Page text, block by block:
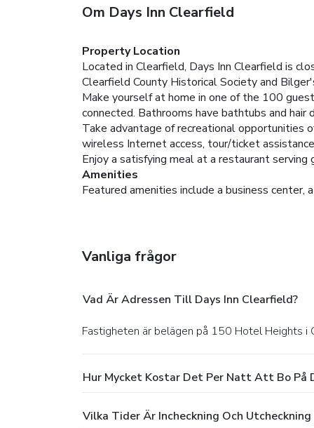
Om Days Inn Clearfield
Property Location
Located in Clearfield, Days Inn Clearfield is
Clearfield County Historical Society and
Make yourself at home in one of the 100
connected. Bathrooms have bathtubs and hair
Take advantage of recreational opportunities
wireless Internet access, tour/ticket
Enjoy a satisfying meal at a restaurant
Amenities
Featured amenities include a business
Vanliga frågor
Vad Är Adressen Till Days Inn Clearfield?
Fastigheten är belägen på 150 Hotel Heights i
Hur Mycket Kostar Det Per Natt Att Bo På
Vilka Tider Är Incheckning Och Utcheckning